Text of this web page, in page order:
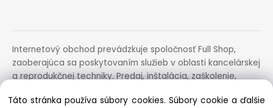
Internetový obchod prevádzkuje spoločnosť Full Shop,
zaoberajúca sa poskytovaním služieb v oblasti kancelárskej
a reprodukčnej techniky. Predaj, inštalácia, zaškolenie,
zariadení.
Táto stránka používa súbory cookies. Súbory cookie a ďalšie